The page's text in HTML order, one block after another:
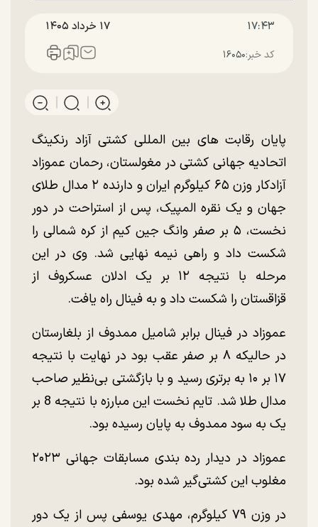
۱۷:۴۳ ۱۷ خرداد ۱۴۰۵
کد خبر:۱۶۰۵۰
پایان رقابت های بین المللی کشتی آزاد رنکینگ
اتحادیه جهانی کشتی در مغولستان، رحمان عموزاد
آزادکار وزن ۶۵ کیلوگرم ایران و دارنده ۲ مدال طلای
جهان و یک نقره المپیک، پس از استراحت در دور
نخست، ۵ بر صفر وانگ جین کیم از کره شمالی را
شکست داد و راهی نیمه نهایی شد. وی در این
مرحله با نتیجه ۱۲ بر یک ادلان عسکروف از
قزاقستان را شکست داد و به فینال راه یافت.
عموزاد در فینال برابر شامیل ممدوف از بلغارستان
در حالیکه ۸ بر صفر عقب بود در نهایت با نتیجه
۱۷ بر ۱۰ به برتری رسید و با بازگشتی بی‌نظیر صاحب
مدال طلا شد. تایم نخست این مبارزه با نتیجه 8 بر
یک به سود ممدوف به پایان رسیده بود.
عموزاد در دیدار رده بندی مسابقات جهانی ۲۰۲۳
مغلوب این کشتی‌گیر شده بود.
در وزن ۷۹ کیلوگرم، مهدی یوسفی پس از یک دور